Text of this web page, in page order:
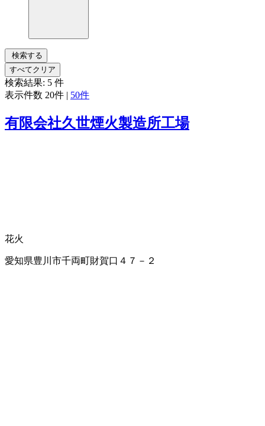
検索する
すべてクリア
検索結果: 5 件
表示件数 20件 | 50件
有限会社久世煙火製造所工場
花火
愛知県豊川市千両町財賀口４７－２